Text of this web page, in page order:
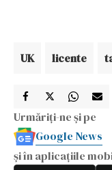
UK licente
Urmăriți-ne și pe
Google News
și în aplicațiile